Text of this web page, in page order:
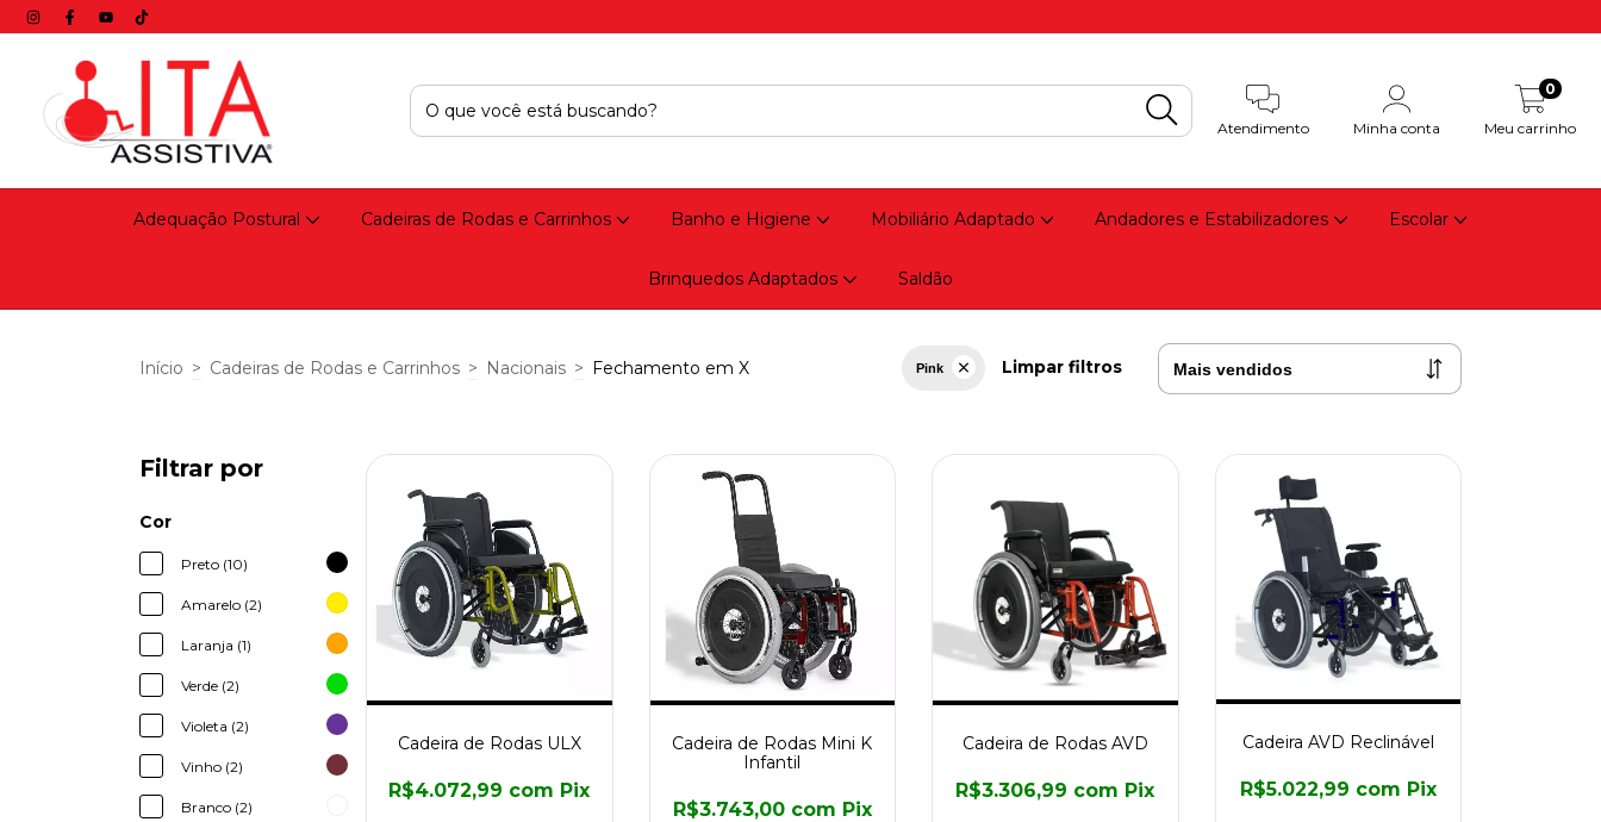
Atendimento Minha conta Meu carrinho
0
Adequação Postural Cadeiras de Rodas e Carrinhos Banho e Higiene Mobiliário Adaptado Andadores e Estabilizadores Escolar
Brinquedos Adaptados Saldão
Início > Cadeiras de Rodas e Carrinhos > Nacionais > Fechamento em X Pink Limpar filtros
Filtrar por
Cor
Preto (10)
Amarelo (2)
Laranja (1)
Verde (2)
Violeta (2)
Vinho (2)
Branco (2)
Cadeira de Rodas ULX
R$4.072,99 com Pix
Cadeira de Rodas Mini K
Infantil
R$3.743,00 com Pix
Cadeira de Rodas AVD
R$3.306,99 com Pix
Cadeira AVD Reclinável
R$5.022,99 com Pix